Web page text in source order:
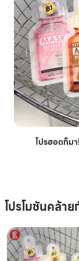
โปรฮอตก็ม
โปรโมชันคล้า